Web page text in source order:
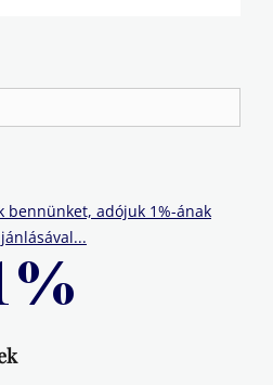
bennünket, adójuk 1%-ának